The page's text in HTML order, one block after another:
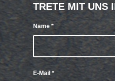
TRETE MIT UNS
Name *
E-Mail *